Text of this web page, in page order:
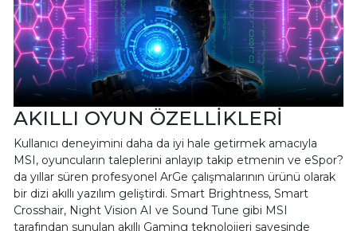
AKILLI OYUN ÖZELLİKLERİ
Kullanıcı deneyimini daha da iyi hale getirmek amacıyla
MSI, oyuncuların taleplerini anlayıp takip etmenin ve eSpor?
da yıllar süren profesyonel ArGe çalışmalarının ürünü olarak
bir dizi akıllı yazılım geliştirdi. Smart Brightness, Smart
Crosshair, Night Vision AI ve Sound Tune gibi MSI
tarafından sunulan akıllı Gaming teknolojieri sayesinde